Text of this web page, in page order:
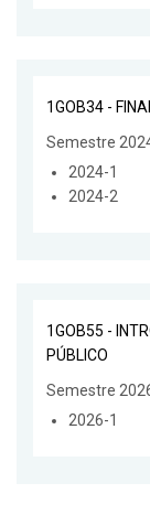
1GOB34 -
Semestre
2024-1
2024-2
1GOB55 -
PÚBLICO
Semestre
2026-1